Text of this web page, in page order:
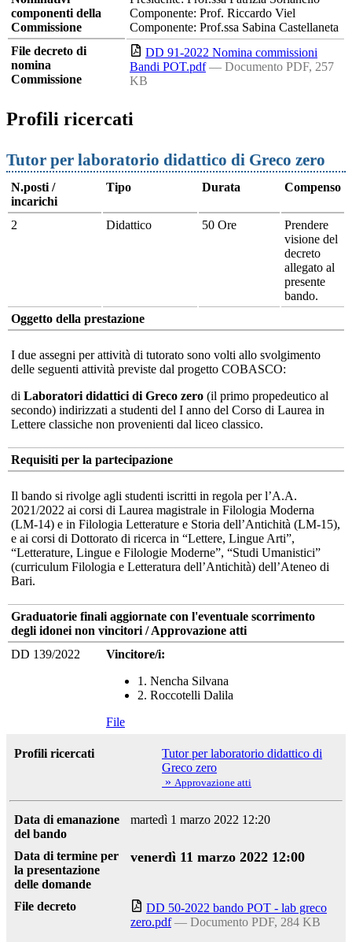
componenti della
Commissione
Componente: Prof. Riccardo Viel
Componente: Prof.ssa Sabina Castellaneta
File decreto di
nomina
Commissione
DD 91-2022 Nomina commissioni
Bandi POT.pdf — Documento PDF, 257
KB
Profili ricercati
Tutor per laboratorio didattico di Greco zero
N.posti /
incarichi
Tipo Durata Compenso
2 Didattico 50 Ore
Prendere
visione del
decreto
allegato al
presente
bando.
Oggetto della prestazione
I due assegni per attività di tutorato sono volti allo svolgimento
delle seguenti attività previste dal progetto COBASCO:
di Laboratori didattici di Greco zero (il primo propedeutico al
secondo) indirizzati a studenti del I anno del Corso di Laurea in
Lettere classiche non provenienti dal liceo classico.
Requisiti per la partecipazione
Il bando si rivolge agli studenti iscritti in regola per l’A.A.
2021/2022 ai corsi di Laurea magistrale in Filologia Moderna
(LM-14) e in Filologia Letterature e Storia dell’Antichità (LM-15),
e ai corsi di Dottorato di ricerca in “Lettere, Lingue Arti”,
“Letterature, Lingue e Filologie Moderne”, “Studi Umanistici”
(curriculum Filologia e Letteratura dell’Antichità) dell’Ateneo di
Bari.
Graduatorie finali aggiornate con l'eventuale scorrimento
degli idonei non vincitori / Approvazione atti
DD 139/2022
Vincitore/i:
1. Nencha Silvana
2. Roccotelli Dalila
File
Profili ricercati
Tutor per laboratorio didattico di
Greco zero
» Approvazione atti
Data di emanazione
del bando
martedì 1 marzo 2022 12:20
Data di termine per
la presentazione
delle domande
venerdì 11 marzo 2022 12:00
File decreto
DD 50-2022 bando POT - lab greco
zero.pdf — Documento PDF, 284 KB